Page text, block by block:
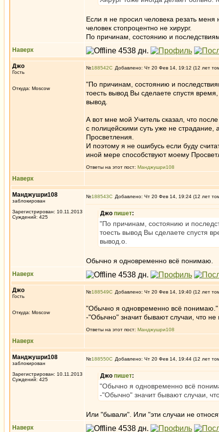
Если я не просил человека резать
человек стопроцентно не хирург.
По причинам, состоянию и
Наверх
Джо
Гость
Откуда: Moscow
№188542 Добавлено: Чт 20 Фев 14, 19:12 (12 лет
"По причинам, состоянию и
тоесть вывод Вы сделаете спустя
вывод.
А вот мне мой Учитель сказал, что
с полицейскими суть уже не страдание,
Просветления.
И поэтому я не ошибусь если буду
иной мере способствуют моему
Ответы на этот пост: Манджушри108
Наверх
Манджушри108
заблокирован
Зарегистрирован: 10.11.2013
Суждений: 425
№188543 Добавлено: Чт 20 Фев 14, 19:24 (12 лет
Джо пишет:
"По причинам, состоянию и
тоесть вывод Вы сделаете спустя
вывод.о.
Обычно я одновременно всё понимаю.
Наверх
Джо
Гость
Откуда: Moscow
№188549 Добавлено: Чт 20 Фев 14, 19:40 (12 лет
"Обычно я одновременно всё понимаю."
-"Обычно" значит бывают случаи, что не
Ответы на этот пост: Манджушри108
Наверх
Манджушри108
заблокирован
Зарегистрирован: 10.11.2013
Суждений: 425
№188550 Добавлено: Чт 20 Фев 14, 19:44 (12 лет
Джо пишет:
"Обычно я одновременно всё
-"Обычно" значит бывают случаи,
Или "бывали". Или "эти случаи не
Наверх